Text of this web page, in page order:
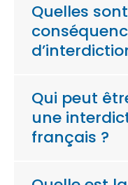
Quelles
Qui peut
une
français ?